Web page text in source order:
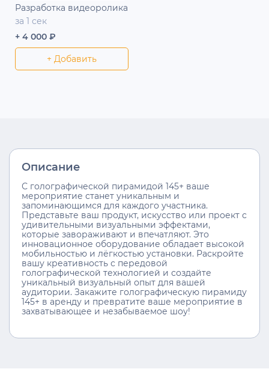
Разработка видеоролика
за 1 сек
+ 4 000 ₽
+ Добавить
Описание
С голографической пирамидой 145+ ваше
мероприятие станет уникальным и
запоминающимся для каждого участника.
Представьте ваш продукт, искусство или проект с
удивительными визуальными эффектами,
которые завораживают и впечатляют. Это
инновационное оборудование обладает высокой
мобильностью и лёгкостью установки. Раскройте
вашу креативность с передовой
голографической технологией и создайте
уникальный визуальный опыт для вашей
аудитории. Закажите голографическую пирамиду
145+ в аренду и превратите ваше мероприятие в
захватывающее и незабываемое шоу!